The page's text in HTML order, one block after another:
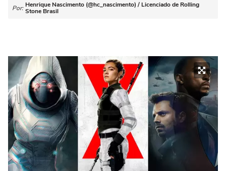
Por: Henrique Nascimento (@hc_nascimento) / Licenciado de Rolling
Stone Brasil